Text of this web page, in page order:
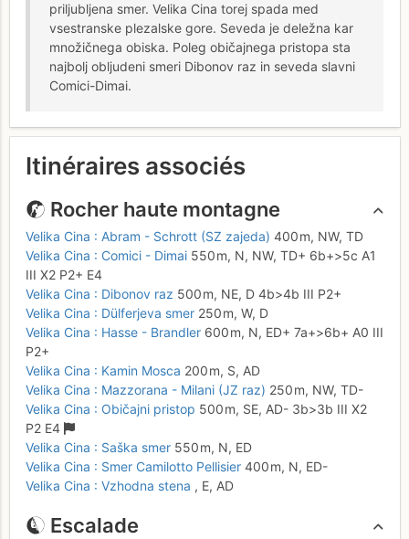
priljubljena smer. Velika Cina torej spada med
vsestranske plezalske gore. Seveda je deležna kar
množičnega obiska. Poleg običajnega pristopa sta
najbolj obljudeni smeri Dibonov raz in seveda slavni
Comici-Dimai.
Itinéraires associés
Rocher haute montagne
Velika Cina : Abram - Schrott (SZ zajeda) 400 m, NW, TD
Velika Cina : Comici - Dimai 550 m, N, NW, TD+ 6b+>5c A1
III X2 P2+ E4
Velika Cina : Dibonov raz 500 m, NE, D 4b>4b III P2+
Velika Cina : Dülferjeva smer 250 m, W, D
Velika Cina : Hasse - Brandler 600 m, N, ED+ 7a+>6b+ A0 III
P2+
Velika Cina : Kamin Mosca 200 m, S, AD
Velika Cina : Mazzorana - Milani (JZ raz) 250 m, NW, TD-
Velika Cina : Običajni pristop 500 m, SE, AD- 3b>3b III X2
P2 E4
Velika Cina : Saška smer 550 m, N, ED
Velika Cina : Smer Camilotto Pellisier 400 m, N, ED-
Velika Cina : Vzhodna stena , E, AD
Escalade